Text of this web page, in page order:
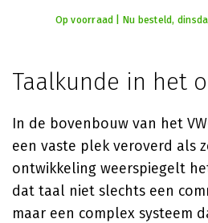
Op voorraad | Nu besteld,
Taalkunde in het
In de bovenbouw van het
een vaste plek veroverd als
ontwikkeling weerspiegelt
dat taal niet slechts een
maar een complex systeem